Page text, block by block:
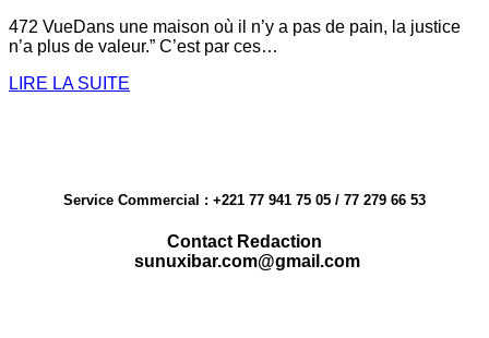
472 VueDans une maison où il n’y a pas de pain, la justice
n’a plus de valeur.” C’est par ces…
LIRE LA SUITE
Service Commercial : +221 77 941 75 05 / 77 279 66 53
Contact Redaction
sunuxibar.com@gmail.com